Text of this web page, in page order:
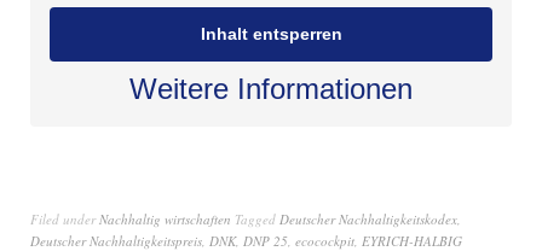
Inhalt entsperren
Weitere Informationen
Filed underNachhaltig wirtschaften Tagged Deutscher Nachhaltigkeitskodex,
Deutscher Nachhaltigkeitspreis, DNK, DNP 25, ecocockpit, EYRICH-HALBIG